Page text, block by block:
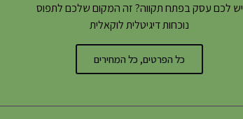
יש לכם עסק בפתח תקווה? זה המקום שלכם לתפוס
נוכחות דיגיטלית לוקאלית
כל הפרטים, כל המחירים